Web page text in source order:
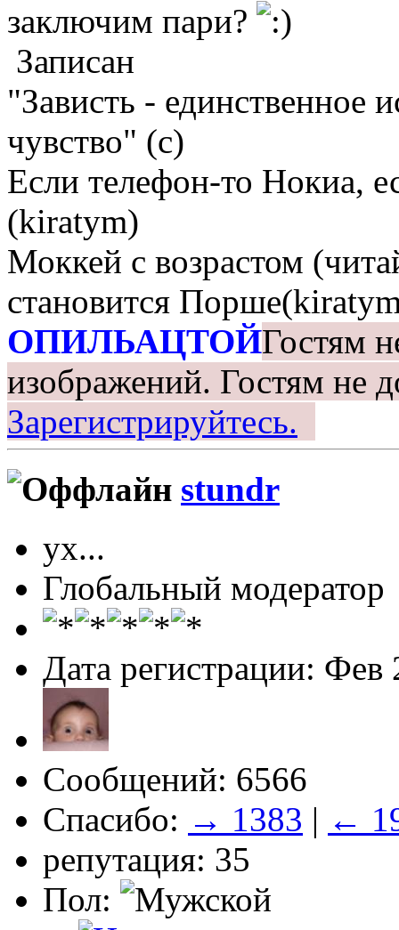
заключим пари?
Записан
"Зависть - единственное
чувство" (с)
Если телефон-то Нокиа,
(kiratym)
Моккей с возрастом
становится
ОПИЛЬАЦТОЙГостям
изображений. Гостям не
Зарегистрируйтесь.
stundr
ух...
Глобальный модератор
Дата регистрации: Фев
Сообщений: 6566
Спасибо: → 1383 | ←
репутация: 35
Пол: